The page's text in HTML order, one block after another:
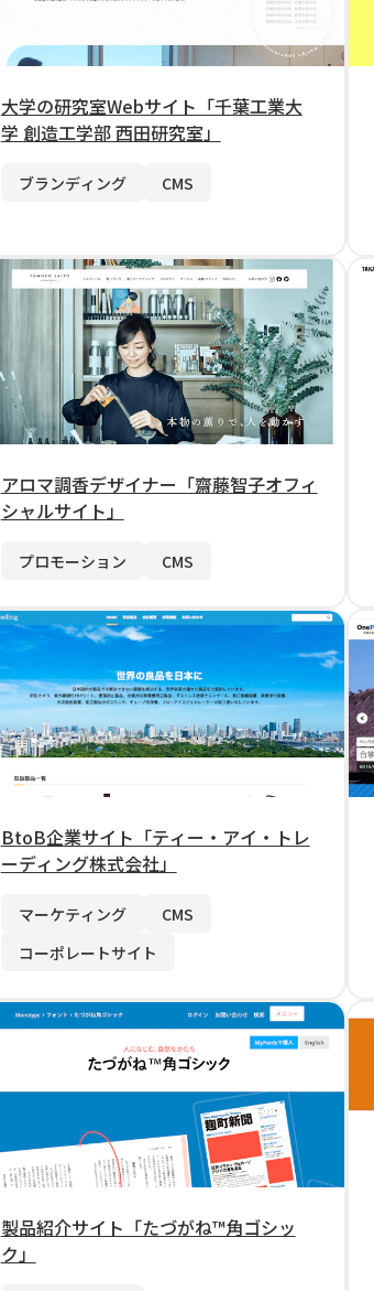
大学の研究室Webサイト「千葉工業大
学 創造工学部 西田研究室」
ブランディング CMS
アロマ調香デザイナー「齋藤智子オフィ
シャルサイト」
プロモーション CMS
BtoB企業サイト「ティー・アイ・トレ
ーディング株式会社」
マーケティング
CMS
コーポレートサイト
製品紹介サイト「たづがね™角ゴシッ
ク」